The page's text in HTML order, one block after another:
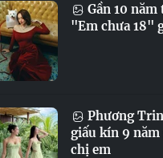
Gần 10
"Em chưa 18"
Phương
giấu kín 9
chị em